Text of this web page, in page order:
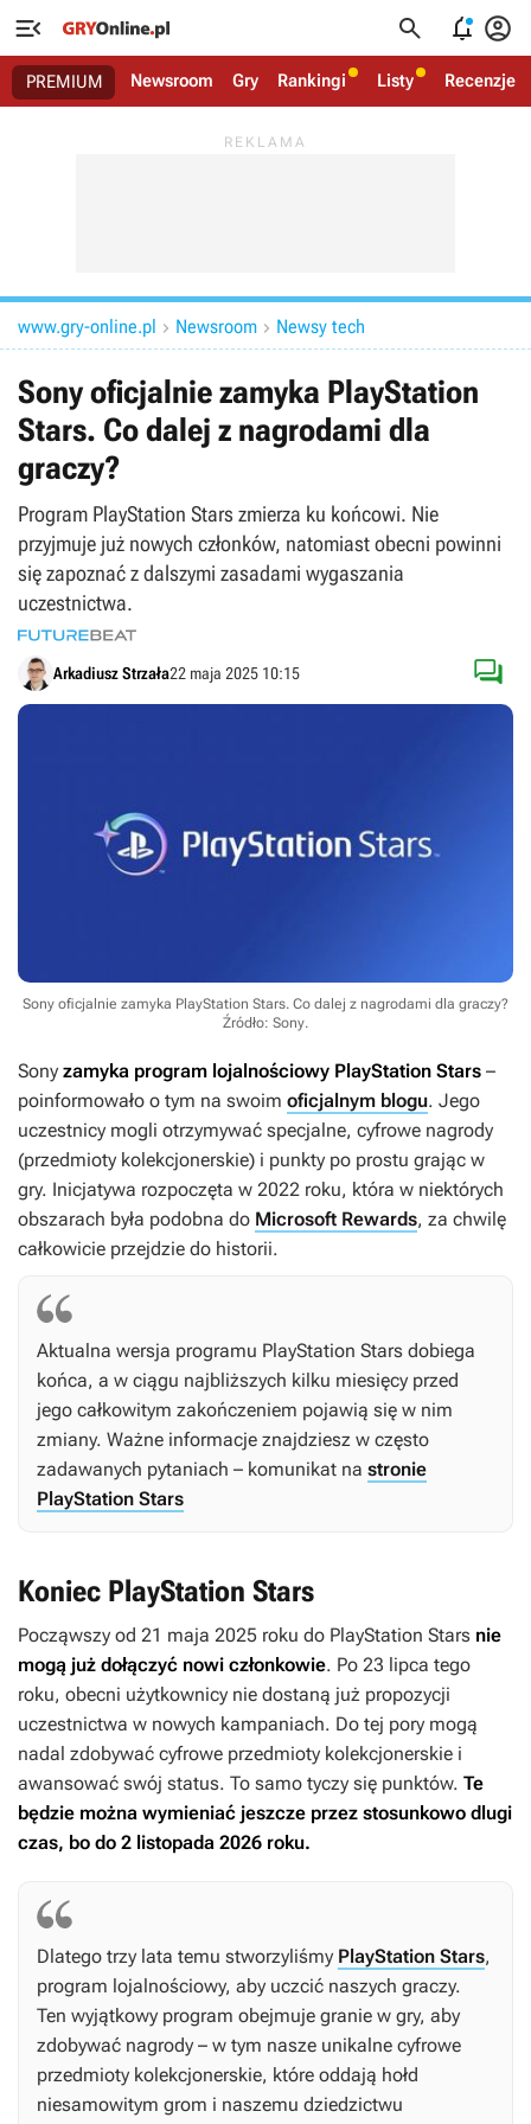
   
PREMIUM Newsroom Gry Rankingi Listy Recenzje
www.gry-online.pl  Newsroom  Newsy tech
Sony oficjalnie zamyka PlayStation
Stars. Co dalej z nagrodami dla
graczy?
Program PlayStation Stars zmierza ku końcowi. Nie
przyjmuje już nowych członków, natomiast obecni powinni
się zapoznać z dalszymi zasadami wygaszania
uczestnictwa.
Arkadiusz Strzała22 maja 2025 10:15 
Sony oficjalnie zamyka PlayStation Stars. Co dalej z nagrodami dla graczy?
Źródło: Sony.
Sony zamyka program lojalnościowy PlayStation Stars –
poinformowało o tym na swoim oficjalnym blogu. Jego
uczestnicy mogli otrzymywać specjalne, cyfrowe nagrody
(przedmioty kolekcjonerskie) i punkty po prostu grając w
gry. Inicjatywa rozpoczęta w 2022 roku, która w niektórych
obszarach była podobna do Microsoft Rewards, za chwilę
całkowicie przejdzie do historii.
Aktualna wersja programu PlayStation Stars dobiega
końca, a w ciągu najbliższych kilku miesięcy przed
jego całkowitym zakończeniem pojawią się w nim
zmiany. Ważne informacje znajdziesz w często
zadawanych pytaniach – komunikat na stronie
PlayStation Stars
Koniec PlayStation Stars
Począwszy od 21 maja 2025 roku do PlayStation Stars nie
mogą już dołączyć nowi członkowie. Po 23 lipca tego
roku, obecni użytkownicy nie dostaną już propozycji
uczestnictwa w nowych kampaniach. Do tej pory mogą
nadal zdobywać cyfrowe przedmioty kolekcjonerskie i
awansować swój status. To samo tyczy się punktów. Te
będzie można wymieniać jeszcze przez stosunkowo dlugi
czas, bo do 2 listopada 2026 roku.
Dlatego trzy lata temu stworzyliśmy PlayStation Stars,
program lojalnościowy, aby uczcić naszych graczy.
Ten wyjątkowy program obejmuje granie w gry, aby
zdobywać nagrody – w tym nasze unikalne cyfrowe
przedmioty kolekcjonerskie, które oddają hołd
niesamowitym grom i naszemu dziedzictwu